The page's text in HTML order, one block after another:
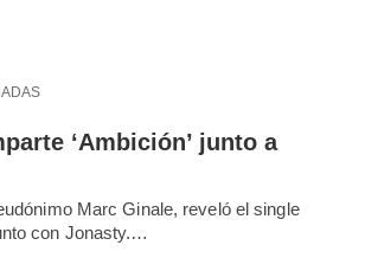
‘Ambición’ junto a
Marc Ginale, reveló el single
con Jonasty.…